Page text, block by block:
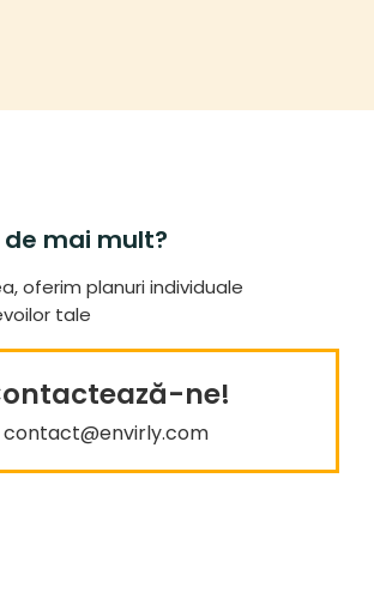
de mai mult?
oferim planuri individuale
tale
ne!
contact@envirly.com